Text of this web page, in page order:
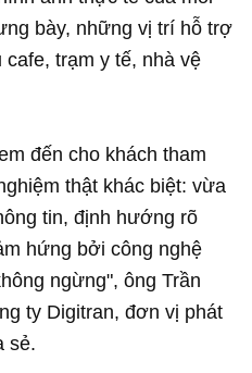
bày, những vị trí hỗ trợ
trạm y tế, nhà vệ
đến cho khách tham
thật khác biệt: vừa
tin, định hướng rõ
hứng bởi công nghệ
ngừng", ông Trần
ty Digitran, đơn vị phát
sẻ.